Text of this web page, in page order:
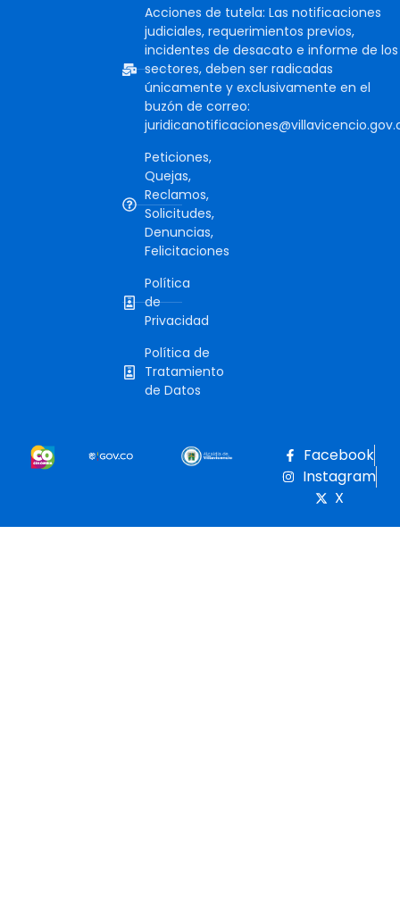
Acciones de tutela: Las notificaciones
judiciales, requerimientos previos,
incidentes de desacato e informe de los
sectores, deben ser radicadas
únicamente y exclusivamente en el
buzón de correo:
Peticiones,
Quejas,
Reclamos,
Solicitudes,
Denuncias,
Felicitaciones
Política
de
Privacidad
Política de
Tratamiento
de Datos
Facebook
Instagram
X